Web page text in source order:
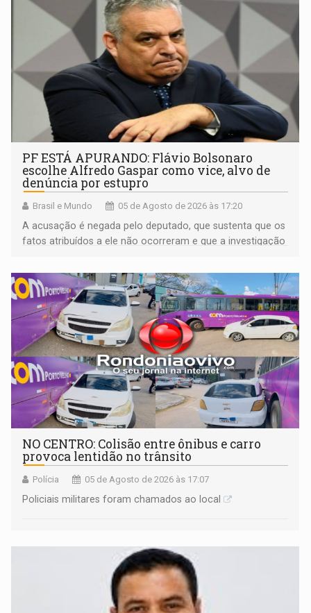
PF ESTÁ APURANDO: Flávio Bolsonaro
escolhe Alfredo Gaspar como vice, alvo de
denúncia por estupro
Brasil e Mundo 05 de Agosto de 2026 às 17:20
A acusação é negada pelo deputado, que sustenta que os
fatos atribuídos a ele não ocorreram e que a investigação
NO CENTRO: Colisão entre ônibus e carro
provoca lentidão no trânsito
Polícia 05 de Agosto de 2026 às 17:07
Policiais militares foram chamados ao local